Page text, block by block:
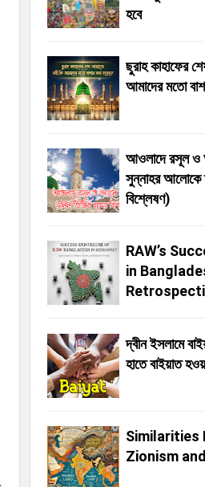
হবে
ছুরাহ কাহাফের
আমাদের মতো
আওলাদে রসূল
সুন্নাহর আলোকে
বিশ্লেষণ)
RAW’s
in
দ্বীন ইসলামে
হাতে বাইয়াত
Similarities
Zionism